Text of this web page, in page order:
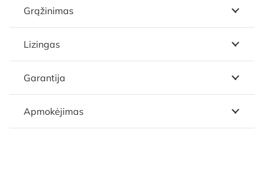
Grąžinimas
Lizingas
Garantija
Apmokėjimas